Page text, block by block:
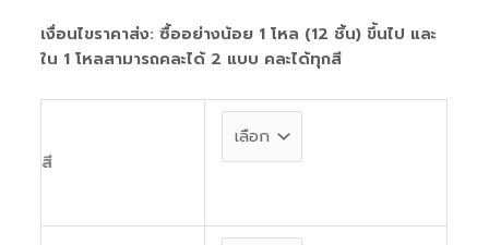
เงื่อนไขราคาส่ง: ซื้ออย่างน้อย 1 โหล (12 ชิ้น) ขึ้นไป และ
ใน 1 โหลสามารถคละได้ 2 แบบ คละได้ทุกสี
สี
ยาว
ชิ้น